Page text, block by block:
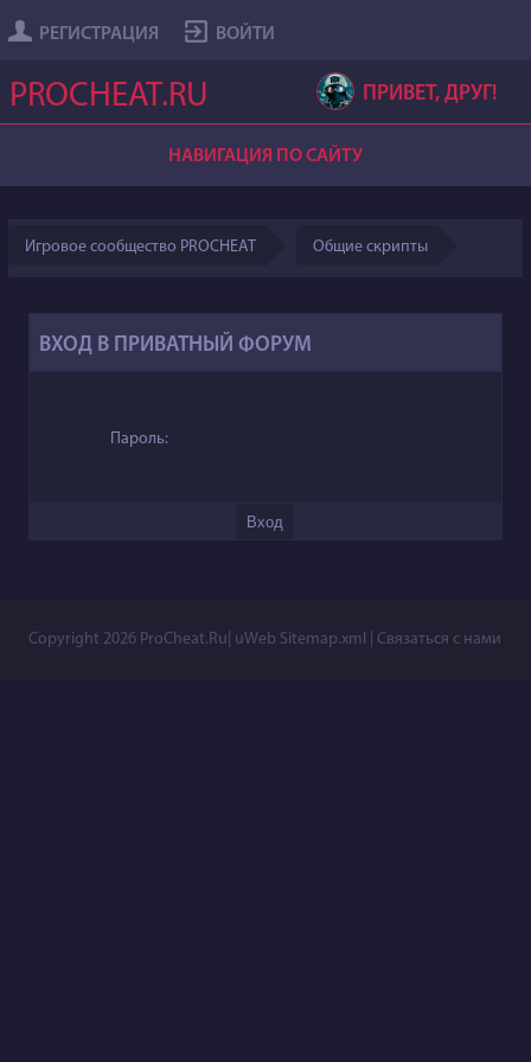
РЕГИСТРАЦИЯ ВОЙТИ
PROCHEAT.RU ПРИВЕТ, ДРУГ!
НАВИГАЦИЯ ПО САЙТУ
Игровое сообщество PROCHEAT Общие скрипты
ВХОД В ПРИВАТНЫЙ ФОРУМ
Пароль:
Copyright 2026 ProCheat.Ru uWeb Sitemap.xml |Связаться с нами